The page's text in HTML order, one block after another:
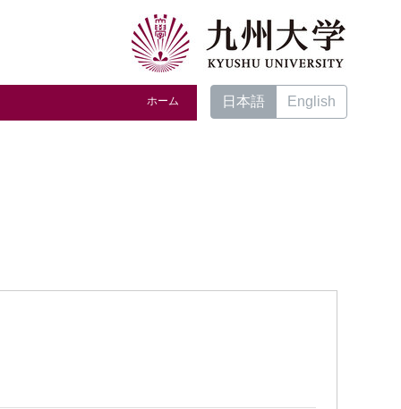
ホーム 日本語 English